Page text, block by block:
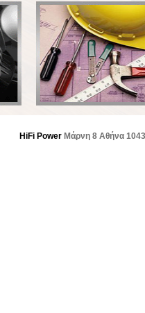
HiFi Power Μάρνη 8 Αθήνα